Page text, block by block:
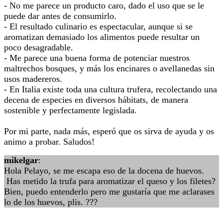
- No me parece un producto caro, dado el uso que se le
puede dar antes de consumirlo.
- El resultado culinario es espectacular, aunque si se
aromatizan demasiado los alimentos puede resultar un
poco desagradable.
- Me parece una buena forma de potenciar nuestros
maltrechos bosques, y más los encinares o avellanedas sin
usos madereros.
- En Italia existe toda una cultura trufera, recolectando una
decena de especies en diversos hábitats, de manera
sostenible y perfectamente legislada.
Por mi parte, nada más, esperó que os sirva de ayuda y os
animo a probar. Saludos!
mikelgar:
Hola Pelayo, se me escapa eso de la docena de huevos.
Has metido la trufa para aromatizar el queso y los filetes?
Bien, puedo entenderlo pero me gustaría que me aclarases
lo de los huevos, plis. ???